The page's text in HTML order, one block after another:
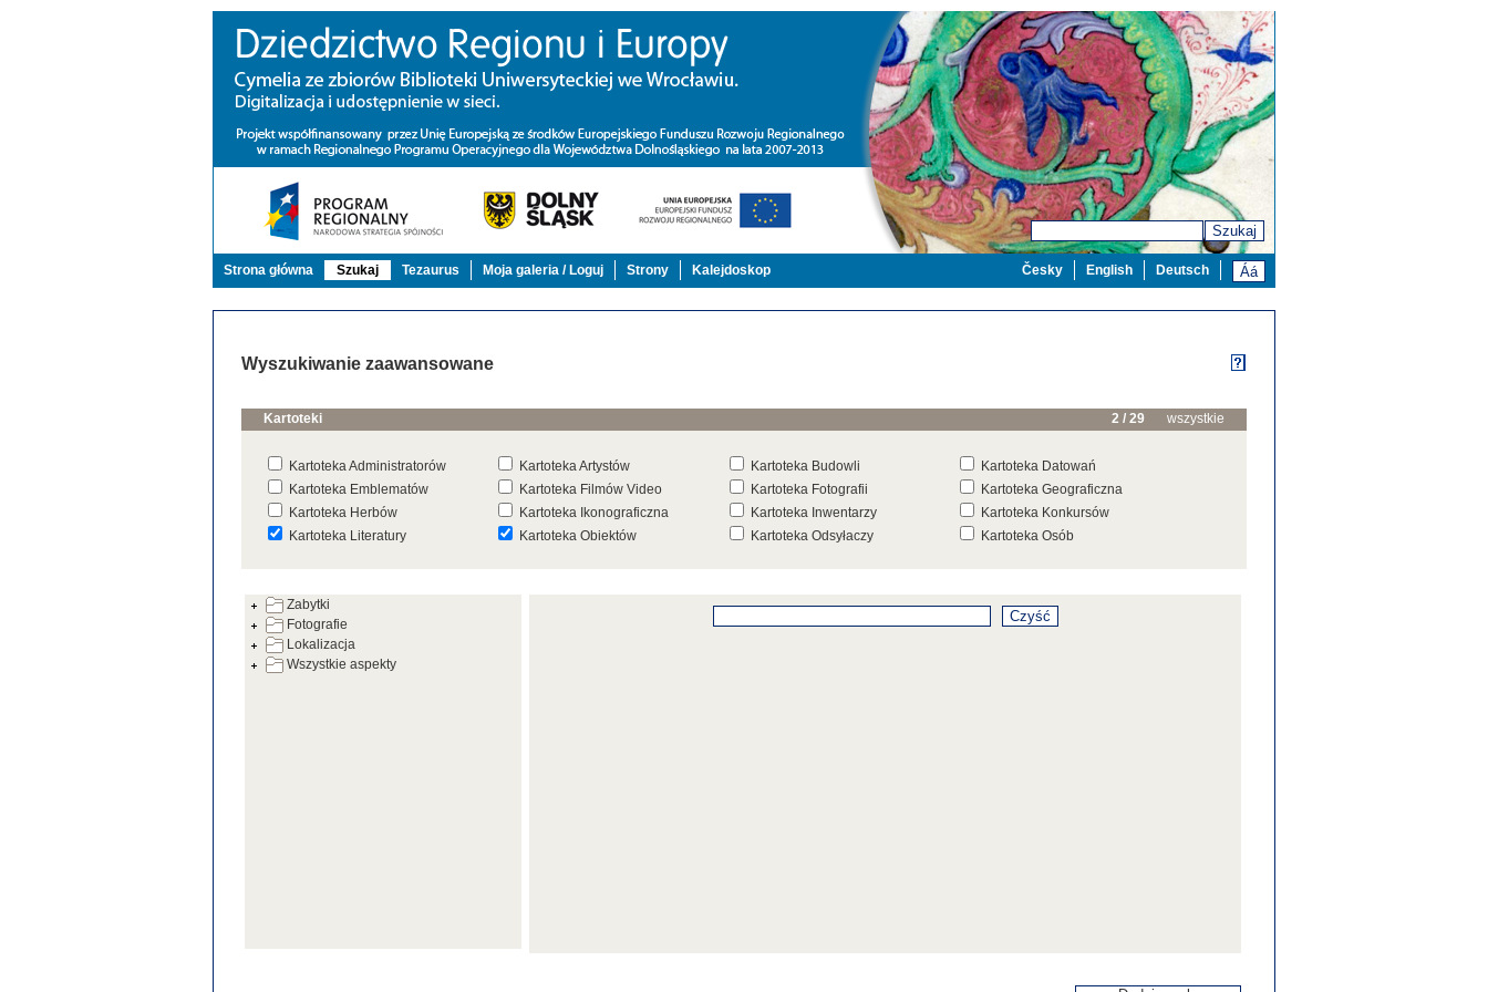
Szukaj
Strona główna Szukaj Tezaurus Moja galeria / Loguj Strony Kalejdoskop Deutsch
English
Česky
Wyszukiwanie zaawansowane
Kartoteki 2 / 29 wszystkie
Kartoteka Administratorów Kartoteka Artystów Kartoteka Budowli
Kartoteka Datowań
Kartoteka Emblematów
Kartoteka Filmów Video Kartoteka Fotografii
Kartoteka Geograficzna
Kartoteka Herbów
Kartoteka Ikonograficzna Kartoteka Inwentarzy
Kartoteka Konkursów
Kartoteka Literatury
Kartoteka Obiektów Kartoteka Odsyłaczy
Kartoteka Osób
Kartoteka Warsztatów
Kartoteka Wydarzeń Inwentarza
Kartoteka Wystaw
Kartoteka Zabytków
Kartoteka Znaków, Stempli i Punc Kartoteka Źródeł
Zabytki
Fotografie
Lokalizacja
Wszystkie aspekty